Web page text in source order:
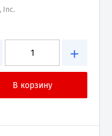
Inc.
+